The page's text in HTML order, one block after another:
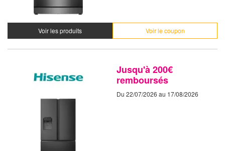
Voir les produits Voir le coupon
Jusqu'à 200€
remboursés
Du 22/07/2026 au 17/08/2026